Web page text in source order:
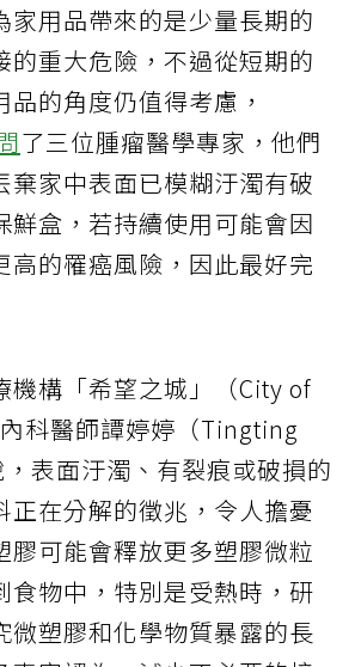
家用品帶來的是少量長期的
的重大危險，不過從短期的
的角度仍值得考慮，
了三位腫瘤醫學專家，他們
棄家中表面已模糊汙濁有破
鮮盒，若持續使用可能會因
高的罹癌風險，因此最好完
機構「希望之城」（City of
科醫師譚婷婷（Tingting
表面汙濁、有裂痕或破損的
正在分解的徵兆，令人擔憂
膠可能會釋放更多塑膠微粒
食物中，特別是受熱時，研
微塑膠和化學物質暴露的長